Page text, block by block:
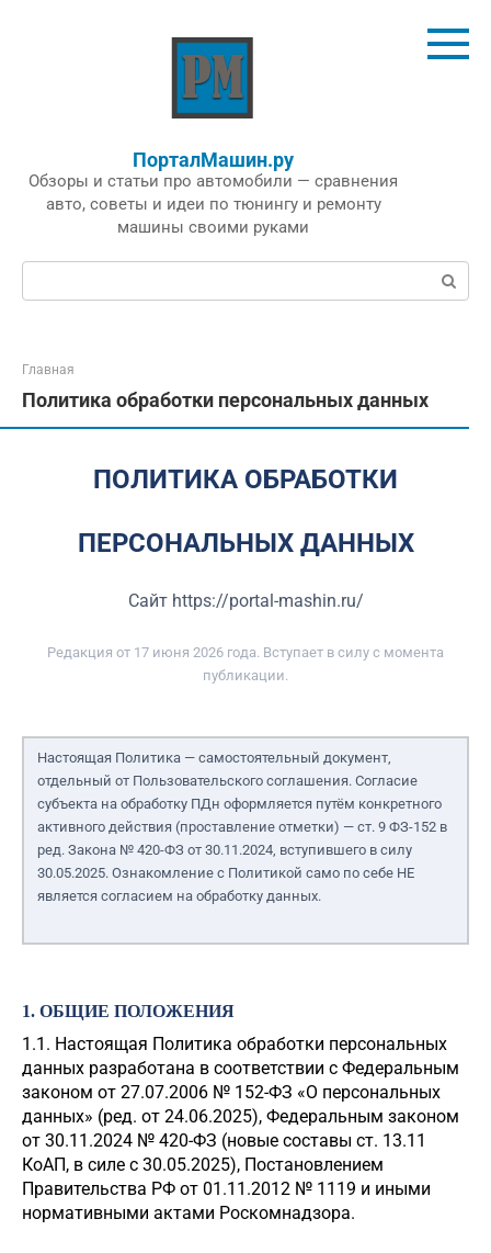
ПорталМашин.ру
Обзоры и статьи про автомобили — сравнения
авто, советы и идеи по тюнингу и ремонту
машины своими руками
Поиск:
Главная
Политика обработки персональных данных
ПОЛИТИКА ОБРАБОТКИ
ПЕРСОНАЛЬНЫХ ДАННЫХ
Сайт https://portal-mashin.ru/
Редакция от 17 июня 2026 года. Вступает в силу с момента
публикации.
Настоящая Политика — самостоятельный документ,
отдельный от Пользовательского соглашения. Согласие
субъекта на обработку ПДн оформляется путём конкретного
активного действия (проставление отметки) — ст. 9 ФЗ-152 в
ред. Закона № 420-ФЗ от 30.11.2024, вступившего в силу
30.05.2025. Ознакомление с Политикой само по себе НЕ
является согласием на обработку данных.
1. ОБЩИЕ ПОЛОЖЕНИЯ
1.1. Настоящая Политика обработки персональных
данных разработана в соответствии с Федеральным
законом от 27.07.2006 № 152-ФЗ «О персональных
данных» (ред. от 24.06.2025), Федеральным законом
от 30.11.2024 № 420-ФЗ (новые составы ст. 13.11
КоАП, в силе с 30.05.2025), Постановлением
Правительства РФ от 01.11.2012 № 1119 и иными
нормативными актами Роскомнадзора.